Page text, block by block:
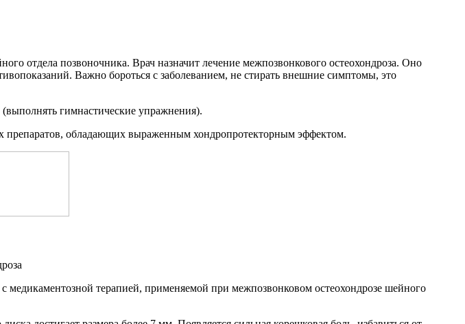
отдела позвоночника. Врач назначит лечение межпозвонкового остеохондроза. Оно
Важно бороться с заболеванием, не стирать внешние симптомы, это
гимнастические упражнения).
препаратов, обладающих выраженным хондропротекторным эффектом.
медикаментозной терапией, применяемой при межпозвонковом остеохондрозе шейного